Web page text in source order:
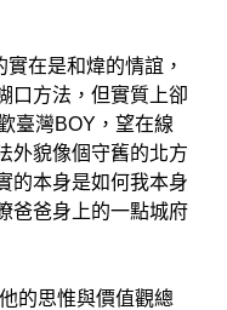
在是和煒的情誼，
口方法，但實質上卻
臺灣BOY，望在線
外貌像個守舊的北方
的本身是如何我本身
爸爸身上的一點城府
思惟與價值觀總